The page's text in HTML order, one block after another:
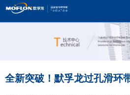
全新突破！默孚龙过孔滑环